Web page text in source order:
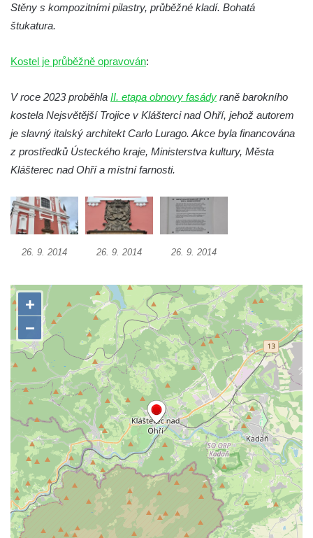
Kaple Panny Marie v Kunčicích nad Labem
Hrobová kaple na hřbitově v Rychnově u
Márnice/hřbitovní kaple na hřbitově v
Výklenková kaple u rozcestí u domu čp. 42
v Krásné u Pěnčína
Márnice na hřbitově v Krásné u Pěnčína
Výklenková kaple naproti domu čp. 34 v
Kostel svatého Josefa v Krásné u Pěnčína
Kostel Panny Marie Pomocné s Ivanitskou
poustevnou v Teplicích nad Metují
Teplicích nad Metují
Kostel svatého Vavřince v Teplicích nad
Metují
Hrobová kaple Johanna Nitsche na
hřbitově na Vlčí Hoře
Kaple Panny Marie Karmelské na Vlčí Hoře
Kostel svatého Bartoloměje v Teplicích
Kostel svatého Jana Křtitele na Zámeckém
náměstí v Teplicích
Chrám Povýšení svatého Kříže na
Zámeckém náměstí v Teplicích
Výklenková kaple u vodojemu v severní
části Kozel
Stěny s kompozitními pilastry, průběžné kladí. Bohatá
štukatura.
Kostel je průběžně opravován:
V roce 2023 proběhla II. etapa obnovy fasády raně barokního
kostela Nejsvětější Trojice v Klášterci nad Ohří, jehož autorem
je slavný italský architekt Carlo Lurago. Akce byla financována
z prostředků Ústeckého kraje, Ministerstva kultury, Města
Klášterec nad Ohří a místní farnosti.
26. 9. 2014 26. 9. 2014 26. 9. 2014